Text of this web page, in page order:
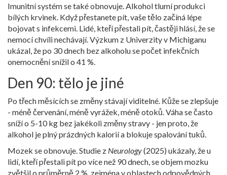
Imunitní systém se také obnovuje. Alkohol tlumí produkci
bílých krvinek. Když přestanete pít, vaše tělo začíná lépe
bojovat s infekcemi. Lidé, kteří přestali pít, častěji hlásí, že se
nemocí chvíli nechávají. Výzkum z Univerzity v Michiganu
ukázal, že po 30 dnech bez alkoholu se počet infekčních
onemocnění snížil o 41 %.
Den 90: tělo je jiné
Po třech měsících se změny stávají viditelné. Kůže se zlepšuje
- méně červenání, méně vyrážek, méně otoků. Váha se často
sníží o 5-10 kg bez jakékoli změny stravy - jen proto, že
alkohol je plný prázdných kalorií a blokuje spalování tuků.
Mozek se obnovuje. Studie z Neurology(2025) ukázaly, že u
lidí, kteří přestali pít po více než 90 dnech, se objem mozku
zvětšil o průměrně 2 %, zejména v oblastech odpovědných